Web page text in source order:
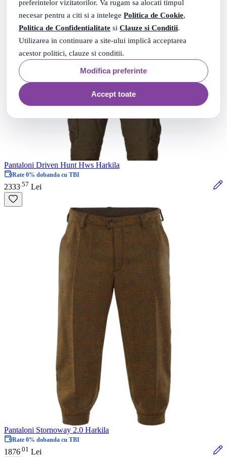
preferintelor vizitatorilor. Va rugam sa alocati timpul
necesar pentru a citi si a intelege Politica de Cookie,
Politica de Confidentialitate si Clauze si Conditii.
Utilizarea in continuare a site-ului implică acceptarea
acestor politici, clauze si conditii.
Modifica preferinte
Accept toate
Pantaloni Driven Hunt Hws Harkila
Rate 0% dobanda cu TBI
2333 57 Lei
Pantaloni Stornoway 2.0 Harkila
Rate 0% dobanda cu TBI
1876 01 Lei